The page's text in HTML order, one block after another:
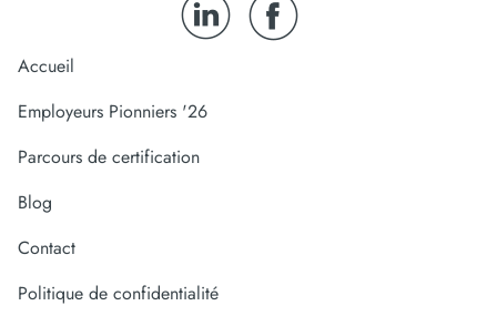
Accueil
Employeurs Pionniers '26
Parcours de certification
Blog
Contact
Politique de confidentialité